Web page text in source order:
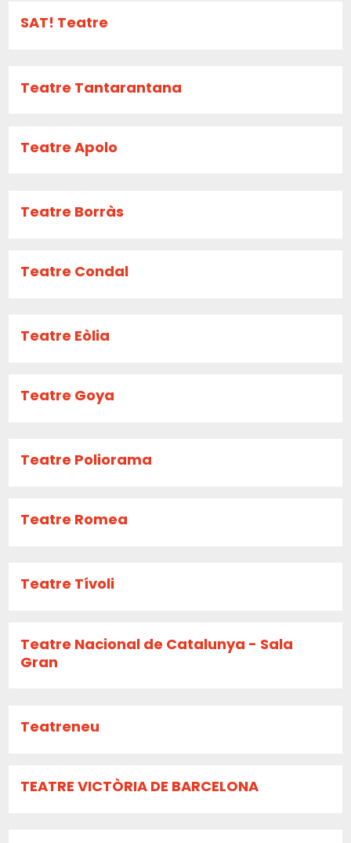
SAT! Teatre
Teatre Tantarantana
Teatre Apolo
Teatre Borràs
Teatre Condal
Teatre Eòlia
Teatre Goya
Teatre Poliorama
Teatre Romea
Teatre Tívoli
Teatre Nacional de Catalunya - Sala
Gran
Teatreneu
TEATRE VICTÒRIA DE BARCELONA